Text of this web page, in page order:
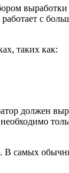
выработки
работает с
таких как:
должен
В самых